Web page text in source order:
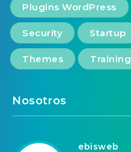
Plugins WordPress
Security Startup
Themes Training
Nosotros
ebisweb